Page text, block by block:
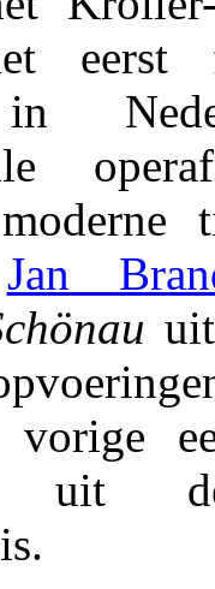
eerst
Jan
vorige
uit de